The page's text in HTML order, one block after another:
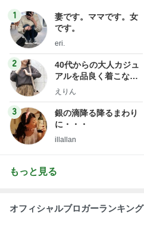
1
妻です。ママです。女
です。
eri.
2
40代からの大人カジュ
アルを品良く着こなす
ファッションブログ
えりん
3
銀の滴降る降るまわり
に・・・
illallan
もっと見る
オフィシャルブロガーランキング